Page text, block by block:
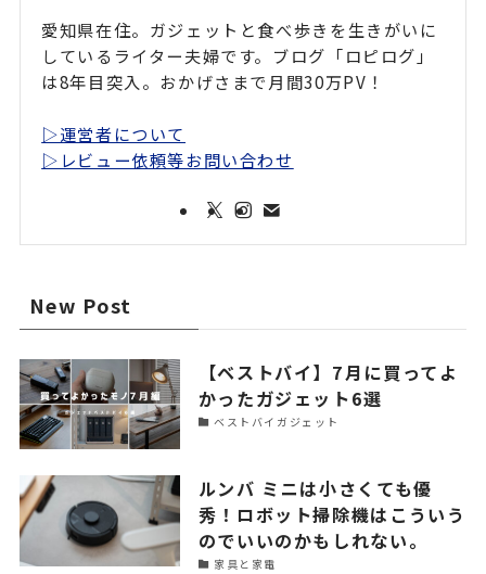
愛知県在住。ガジェットと食べ歩きを生きがいに
しているライター夫婦です。ブログ「ロピログ」
は8年目突入。おかげさまで月間30万PV！
▷運営者について
▷レビュー依頼等お問い合わせ
New Post
【ベストバイ】7月に買ってよ
かったガジェット6選
ベストバイガジェット
ルンバ ミニは小さくても優
秀！ロボット掃除機はこういう
のでいいのかもしれない。
家具と家電